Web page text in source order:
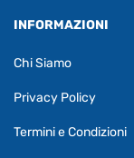
INFORMAZIONI
Chi Siamo
Privacy Policy
Termini e Condizioni